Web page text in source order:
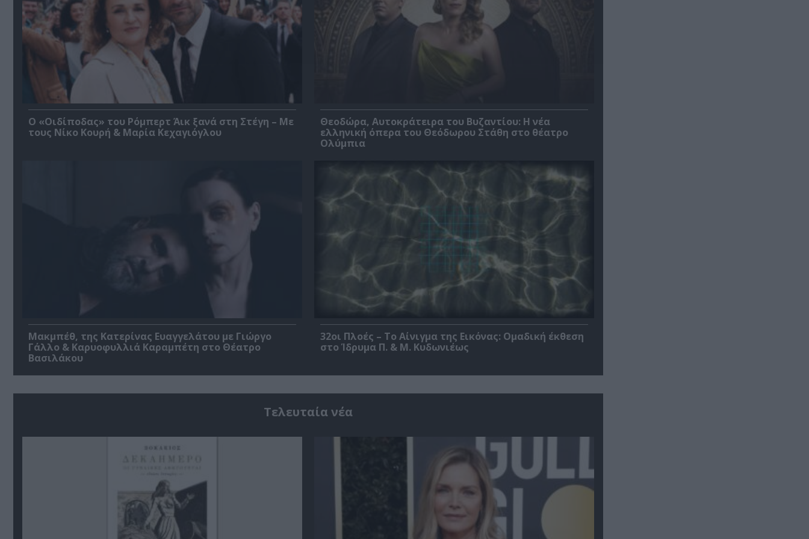
O «Οιδίποδας» του Ρόμπερτ Άικ ξανά στη Στέγη – Με
τους Νίκο Κουρή & Μαρία Κεχαγιόγλου
Θεοδώρα, Αυτοκράτειρα του Βυζαντίου: Η νέα
ελληνική όπερα του Θεόδωρου Στάθη στο θέατρο
Ολύμπια
Μακμπέθ, της Κατερίνας Ευαγγελάτου με Γιώργο
Γάλλο & Καρυοφυλλιά Καραμπέτη στο Θέατρο
Βασιλάκου
32οι Πλοές – Το Αίνιγμα της Εικόνας: Ομαδική έκθεση
στο Ίδρυμα Π. & Μ. Κυδωνιέως
Τελευταία νέα